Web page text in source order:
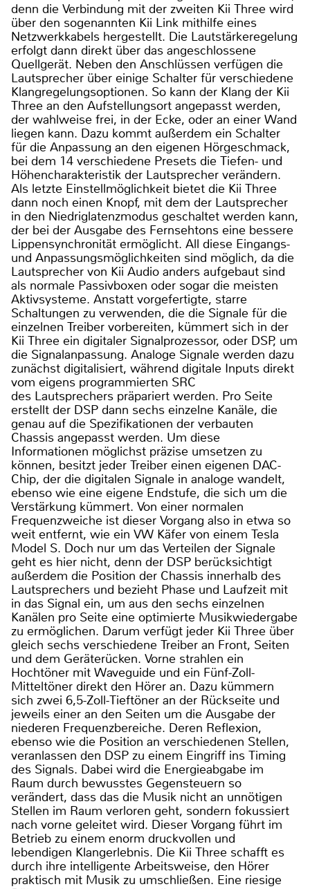
denn die Verbindung mit der zweiten Kii Three wird
über den sogenannten Kii Link mithilfe eines
Netzwerkkabels hergestellt. Die Lautstärkeregelung
erfolgt dann direkt über das angeschlossene
Quellgerät. Neben den Anschlüssen verfügen die
Lautsprecher über einige Schalter für verschiedene
Klangregelungsoptionen. So kann der Klang der Kii
Three an den Aufstellungsort angepasst werden,
der wahlweise frei, in der Ecke, oder an einer Wand
liegen kann. Dazu kommt außerdem ein Schalter
für die Anpassung an den eigenen Hörgeschmack,
bei dem 14 verschiedene Presets die Tiefen- und
Höhencharakteristik der Lautsprecher verändern.
Als letzte Einstellmöglichkeit bietet die Kii Three
dann noch einen Knopf, mit dem der Lautsprecher
in den Niedriglatenzmodus geschaltet werden kann,
der bei der Ausgabe des Fernsehtons eine bessere
Lippensynchronität ermöglicht. All diese Eingangs-
und Anpassungsmöglichkeiten sind möglich, da die
Lautsprecher von Kii Audio anders aufgebaut sind
als normale Passivboxen oder sogar die meisten
Aktivsysteme. Anstatt vorgefertigte, starre
Schaltungen zu verwenden, die die Signale für die
einzelnen Treiber vorbereiten, kümmert sich in der
Kii Three ein digitaler Signalprozessor, oder DSP, um
die Signalanpassung. Analoge Signale werden dazu
zunächst digitalisiert, während digitale Inputs direkt
vom eigens programmierten SRC
des Lautsprechers präpariert werden. Pro Seite
erstellt der DSP dann sechs einzelne Kanäle, die
genau auf die Spezifikationen der verbauten
Chassis angepasst werden. Um diese
Informationen möglichst präzise umsetzen zu
können, besitzt jeder Treiber einen eigenen DAC-
Chip, der die digitalen Signale in analoge wandelt,
ebenso wie eine eigene Endstufe, die sich um die
Verstärkung kümmert. Von einer normalen
Frequenzweiche ist dieser Vorgang also in etwa so
weit entfernt, wie ein VW Käfer von einem Tesla
Model S. Doch nur um das Verteilen der Signale
geht es hier nicht, denn der DSP berücksichtigt
außerdem die Position der Chassis innerhalb des
Lautsprechers und bezieht Phase und Laufzeit mit
in das Signal ein, um aus den sechs einzelnen
Kanälen pro Seite eine optimierte Musikwiedergabe
zu ermöglichen. Darum verfügt jeder Kii Three über
gleich sechs verschiedene Treiber an Front, Seiten
und dem Geräterücken. Vorne strahlen ein
Hochtöner mit Waveguide und ein Fünf-Zoll-
Mitteltöner direkt den Hörer an. Dazu kümmern
sich zwei 6,5-Zoll-Tieftöner an der Rückseite und
jeweils einer an den Seiten um die Ausgabe der
niederen Frequenzbereiche. Deren Reflexion,
ebenso wie die Position an verschiedenen Stellen,
veranlassen den DSP zu einem Eingriff ins Timing
des Signals. Dabei wird die Energieabgabe im
Raum durch bewusstes Gegensteuern so
verändert, dass das die Musik nicht an unnötigen
Stellen im Raum verloren geht, sondern fokussiert
nach vorne geleitet wird. Dieser Vorgang führt im
Betrieb zu einem enorm druckvollen und
lebendigen Klangerlebnis. Die Kii Three schafft es
durch ihre intelligente Arbeitsweise, den Hörer
praktisch mit Musik zu umschließen. Eine riesige